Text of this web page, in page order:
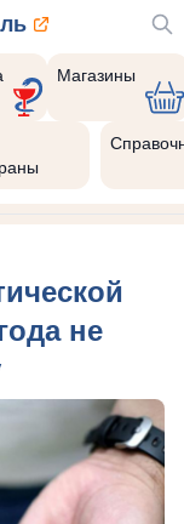
Магазины
не